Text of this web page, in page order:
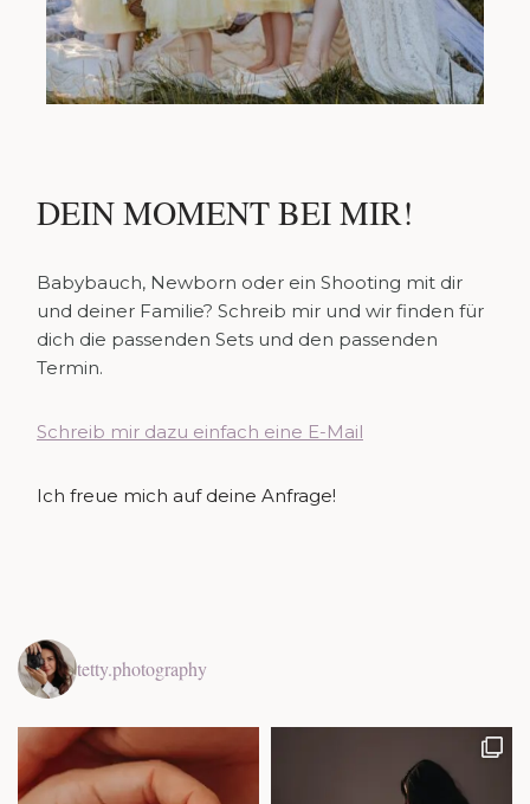
DEIN MOMENT BEI MIR!
Babybauch, Newborn oder ein Shooting mit dir
und deiner Familie? Schreib mir und wir finden für
dich die passenden Sets und den passenden
Termin.
Schreib mir dazu einfach eine E-Mail
Ich freue mich auf deine Anfrage!
tetty.photography